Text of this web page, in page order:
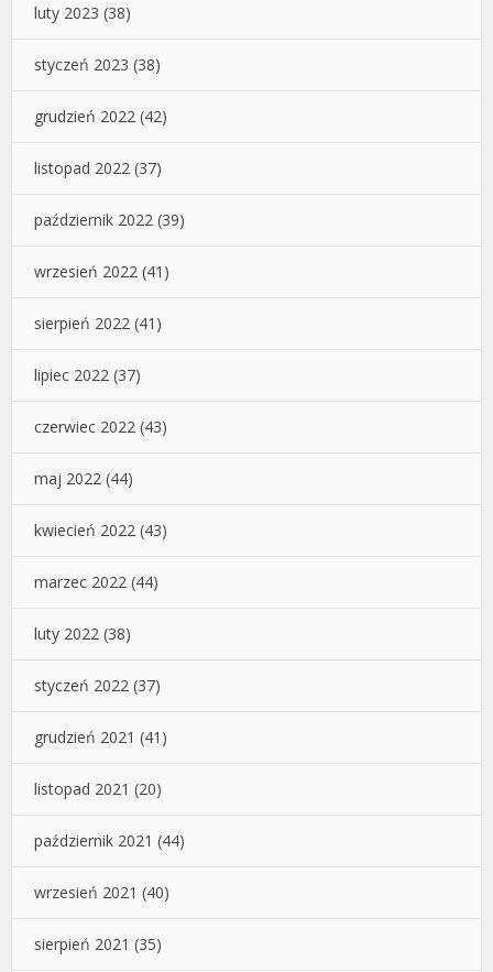
luty 2023 (38)
styczeń 2023 (38)
grudzień 2022 (42)
listopad 2022 (37)
październik 2022 (39)
wrzesień 2022 (41)
sierpień 2022 (41)
lipiec 2022 (37)
czerwiec 2022 (43)
maj 2022 (44)
kwiecień 2022 (43)
marzec 2022 (44)
luty 2022 (38)
styczeń 2022 (37)
grudzień 2021 (41)
listopad 2021 (20)
październik 2021 (44)
wrzesień 2021 (40)
sierpień 2021 (35)